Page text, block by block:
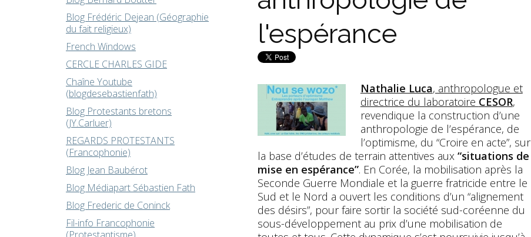
Blog Frédéric Dejean (Géographie
du fait religieux)
French Windows
CERCLE CHARLES GIDE
Chaîne Youtube
(blogdesebastienfath)
Blog Protestants bretons
(JY.Carluer)
REGARDS PROTESTANTS
(Francophonie)
Blog Jean Baubérot
Blog Médiapart Sébastien Fath
Blog Frederic de Coninck
Fil-info Francophonie
l'espérance
Nathalie Luca, anthropologue et
directrice du laboratoire CESOR,
revendique la construction d’une
anthropologie de l’espérance, de
l’optimisme, du “Croire en acte”, sur
la base d’études de terrain attentives aux “situations de
mise en espérance”. En Corée, la mobilisation après la
Seconde Guerre Mondiale et la guerre fratricide entre le
Sud et le Nord a ouvert les conditions d’un “alignement
des désirs”, pour faire sortir la société sud-coréenne du
sous-développement au prix d’une mobilisation de